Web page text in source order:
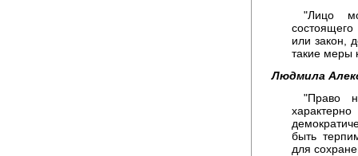
"Лицо
или закон,
такие меры
Людмила
"Право
быть
для